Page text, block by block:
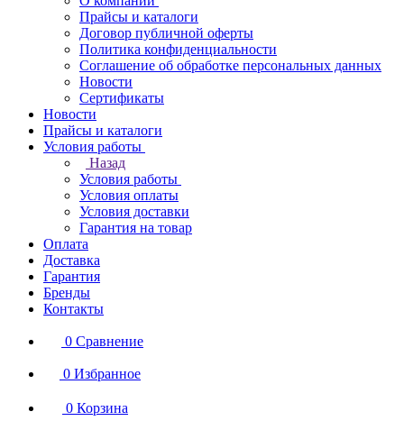
Прайсы и каталоги
Договор публичной оферты
Политика конфиденциальности
Соглашение об обработке персональных данных
Новости
Сертификаты
Новости
Прайсы и каталоги
Условия работы
Назад
Условия работы
Условия оплаты
Условия доставки
Гарантия на товар
Оплата
Доставка
Гарантия
Бренды
Контакты
0 Сравнение
0 Избранное
0 Корзина